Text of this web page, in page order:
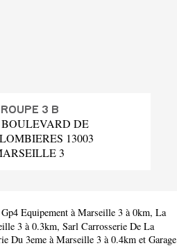
3 B
DE
13003
3
Gp4 Equipement à Marseille 3 à 0km, La
3 à 0.3km, Sarl Carrosserie De La
Du 3eme à Marseille 3 à 0.4km et Garage